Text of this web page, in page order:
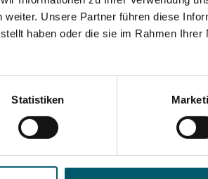
Unsere Partner führen diese
haben oder die sie im Rahmen Ihrer
Statistiken
dass ein Härten mit
Randschicht bei
Massstabilität.
etc. mit hohen